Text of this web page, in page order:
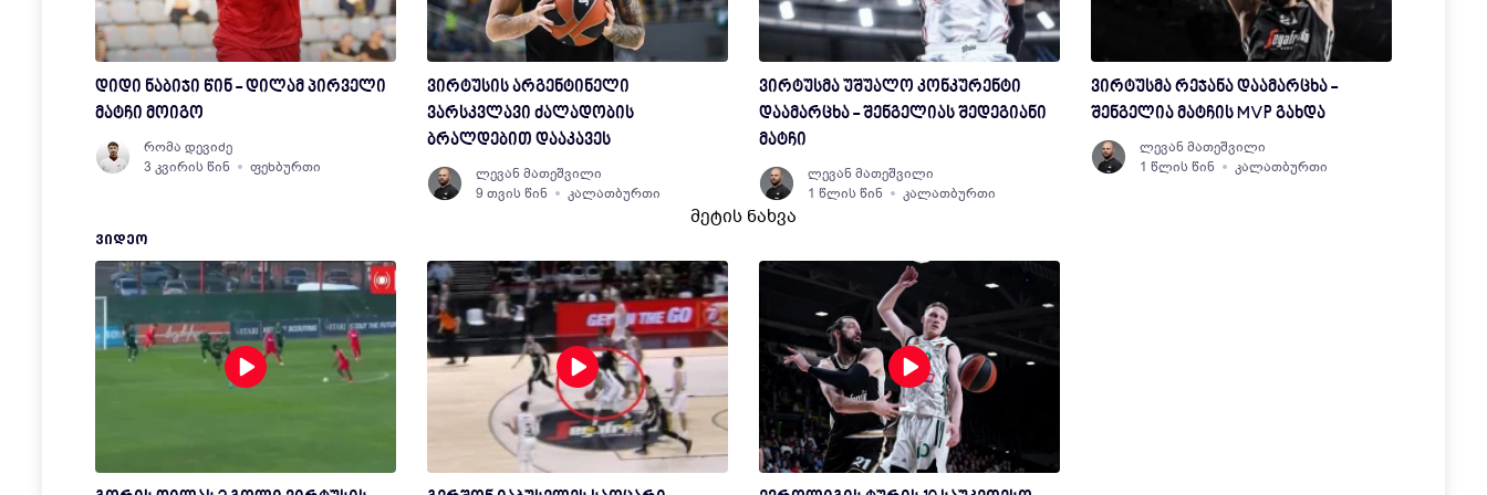
დიდი ნაბიჯი წინ - დილამ პირველი
მატჩი მოიგო
რომა დევიძე
3 კვირის წინ
ფეხბურთი
ვირტუსის არგენტინელი
ვარსკვლავი ძალადობის
ბრალდებით დააკავეს
ლევან მათეშვილი
9 თვის წინ
კალათბურთი
ვირტუსმა უშუალო კონკურენტი
დაამარცხა - შენგელიას შედეგიანი
მატჩი
ლევან მათეშვილი
1 წლის წინ
კალათბურთი
ვირტუსმა რეჯანა დაამარცხა -
შენგელია მატჩის MVP გახდა
ლევან მათეშვილი
1 წლის წინ
კალათბურთი
მეტის ნახვა
ᲕᲘᲓᲔᲝ